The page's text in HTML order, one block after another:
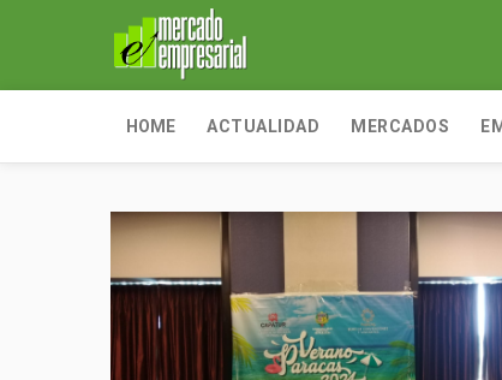
HOME ACTUALIDAD MERCADOS